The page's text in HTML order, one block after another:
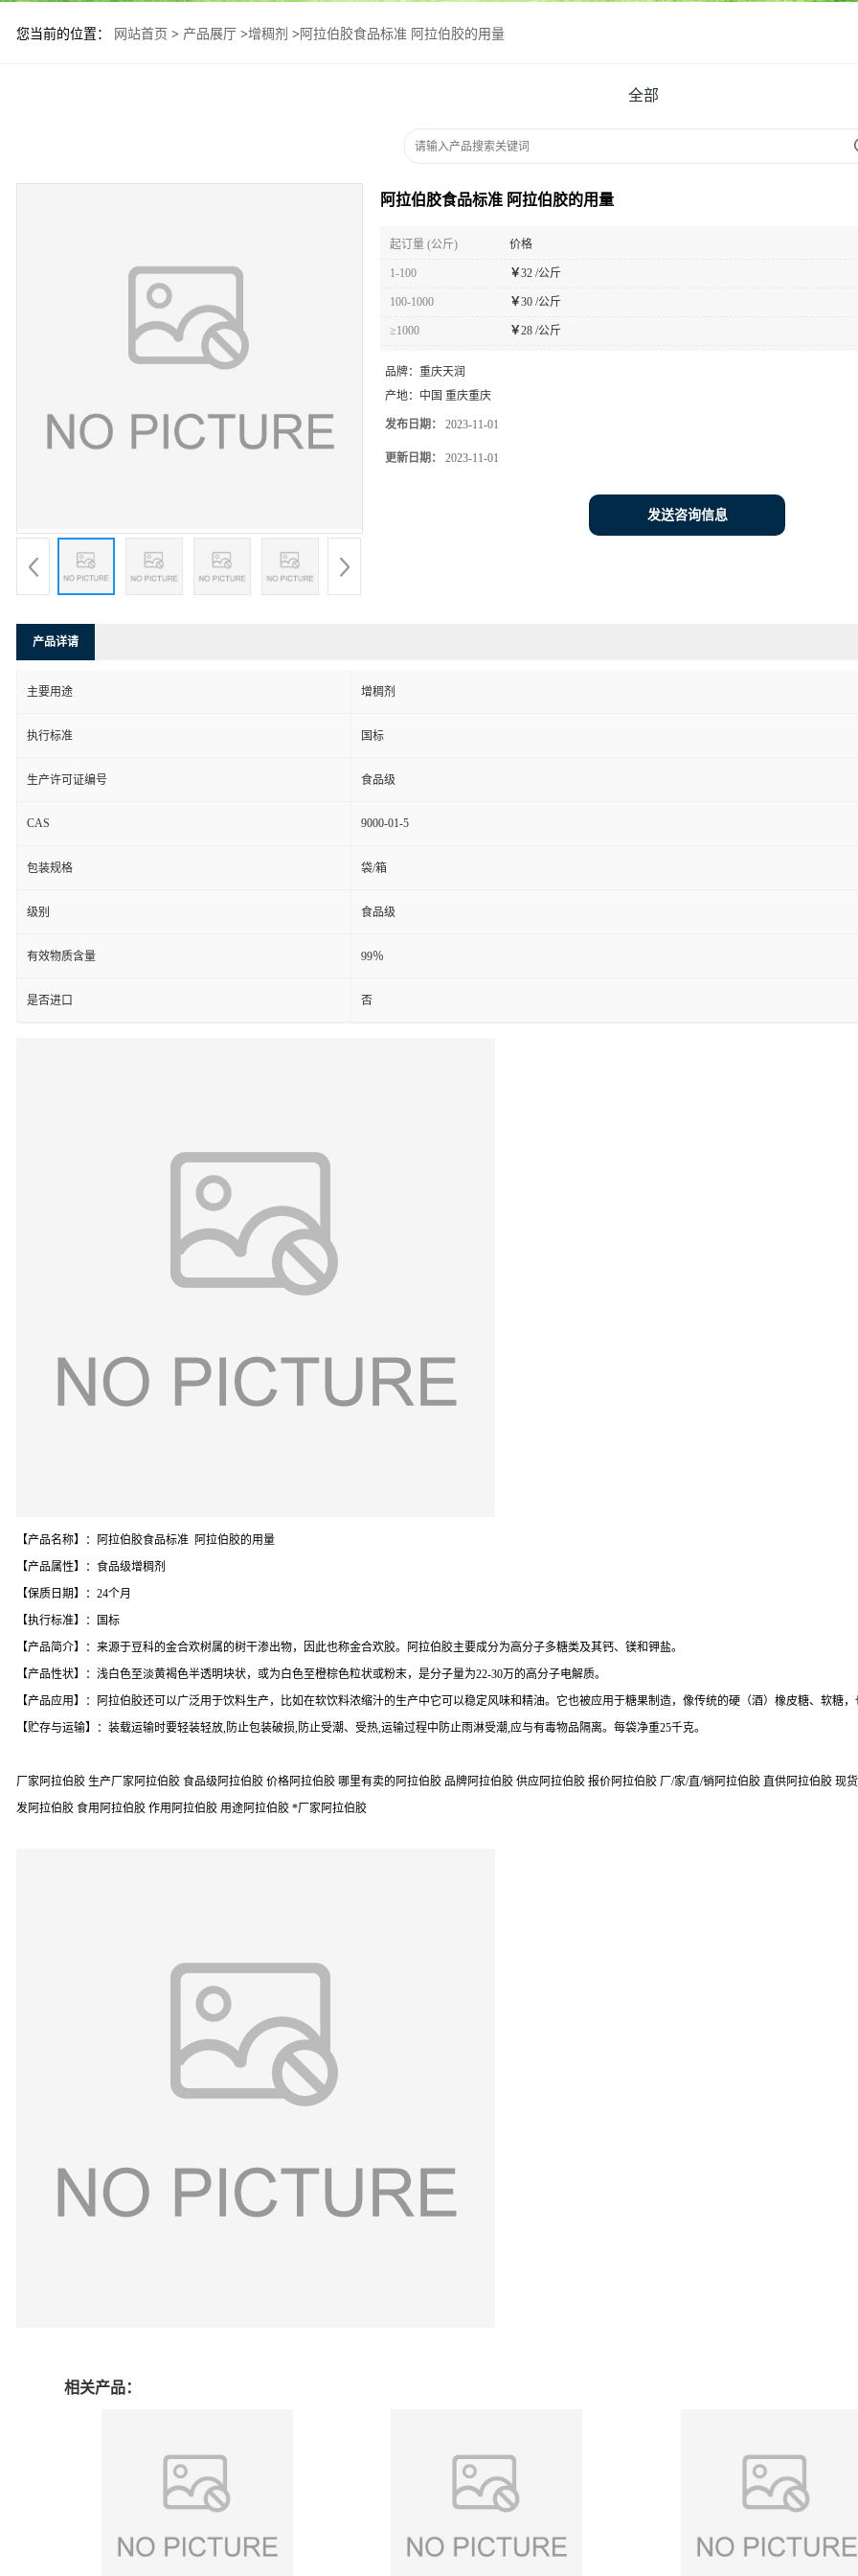
您当前的位置： 网站首页 > 产品展厅 >增稠剂 >阿拉伯胶食品标准 阿拉伯胶的用量
全部
阿拉伯胶食品标准 阿拉伯胶的用量
起订量 (公斤) 价格
1-100 ￥32 /公斤
100-1000 ￥30 /公斤
≥1000 ￥28 /公斤
品牌： 重庆天润
产地： 中国 重庆重庆
发布日期： 2023-11-01
更新日期： 2023-11-01
发送咨询信息
产品详请
主要用途 增稠剂
执行标准 国标
生产许可证编号 食品级
CAS 9000-01-5
包装规格 袋/箱
级别 食品级
有效物质含量 99％
是否进口 否
【产品名称】：阿拉伯胶食品标准 阿拉伯胶的用量
【产品属性】：食品级增稠剂
【保质日期】：24个月
【执行标准】：国标
【产品简介】：来源于豆科的金合欢树属的树干渗出物，因此也称金合欢胶。阿拉伯胶主要成分为高分子多糖类及其钙、镁和钾盐。
【产品性状】：浅白色至淡黄褐色半透明块状，或为白色至橙棕色粒状或粉末，是分子量为22-30万的高分子电解质。
【产品应用】：阿拉伯胶还可以广泛用于饮料生产，比如在软饮料浓缩汁的生产中它可以稳定风味和精油。它也被应用于糖果制造，像传统的硬（酒）橡皮糖、软糖，
【贮存与运输】：装载运输时要轻装轻放,防止包装破损,防止受潮、受热,运输过程中防止雨淋受潮,应与有毒物品隔离。每袋净重25千克。
厂家阿拉伯胶 生产厂家阿拉伯胶 食品级阿拉伯胶 价格阿拉伯胶 哪里有卖的阿拉伯胶 品牌阿拉伯胶 供应阿拉伯胶 报价阿拉伯胶 厂/家/直/销阿拉伯胶 直供阿拉伯胶 现
发阿拉伯胶 食用阿拉伯胶 作用阿拉伯胶 用途阿拉伯胶 *厂家阿拉伯胶
相关产品：